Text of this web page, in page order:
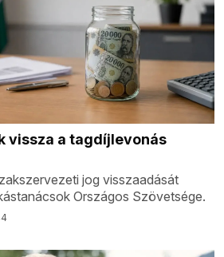
vissza a tagdíjlevonás
jog visszaadását
Országos Szövetsége.